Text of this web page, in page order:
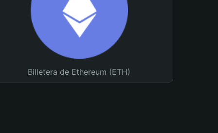
Billetera de Ethereum (ETH)